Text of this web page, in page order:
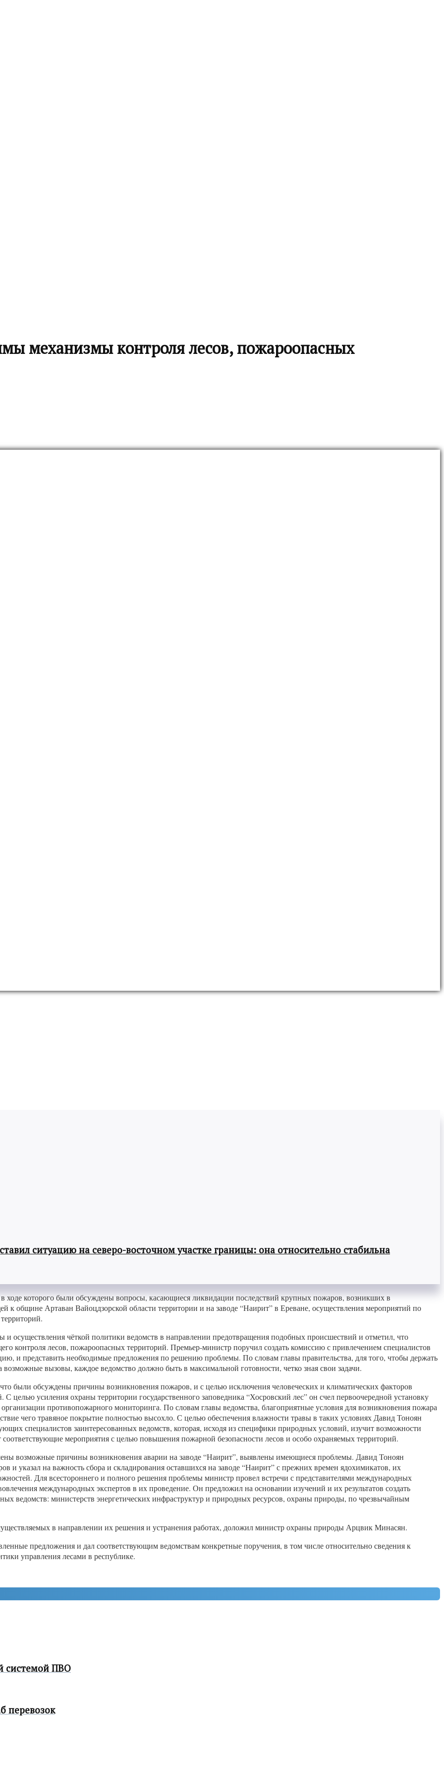
механизмы контроля лесов, пожароопасных
ситуацию на северо-восточном участке границы: она относительно стабильна
ходе которого были обсуждены вопросы, касающиеся ликвидации последствий крупных пожаров, возникших в
к общине Артаван Вайоцдзорской области территории и на заводе “Наирит” в Ереване, осуществления мероприятий по
и осуществления чёткой политики ведомств в направлении предотвращения подобных происшествий и отметил, что
контроля лесов, пожароопасных территорий. Премьер-министр поручил создать комиссию с привлечением специалистов
и представить необходимые предложения по решению проблемы. По словам главы правительства, для того, чтобы держать
вызовы, каждое ведомство должно быть в максимальной готовности, четко зная свои задачи.
были обсуждены причины возникновения пожаров, и с целью исключения человеческих и климатических факторов
целью усиления охраны территории государственного заповедника “Хосровский лес” он счел первоочередной установку
противопожарного мониторинга. По словам главы ведомства, благоприятные условия для возникновения пожара
чего травяное покрытие полностью высохло. С целью обеспечения влажности травы в таких условиях Давид Тоноян
специалистов заинтересованных ведомств, которая, исходя из специфики природных условий, изучит возможности
соответствующие мероприятия с целью повышения пожарной безопасности лесов и особо охраняемых территорий.
возможные причины возникновения аварии на заводе “Наирит”, выявлены имеющиеся проблемы. Давид Тоноян
и указал на важность сбора и складирования оставшихся на заводе “Наирит” с прежних времен ядохимикатов, их
Для всестороннего и полного решения проблемы министр провел встречи с представителями международных
международных экспертов в их проведение. Он предложил на основании изучений и их результатов создать
ведомств: министерств энергетических инфраструктур и природных ресурсов, охраны природы, по чрезвычайным
в направлении их решения и устранения работах, доложил министр охраны природы Арцвик Минасян.
предложения и дал соответствующим ведомствам конкретные поручения, в том числе относительно сведения к
управления лесами в республике.
системой ПВО
перевозок